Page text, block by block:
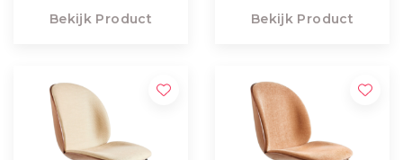
zwart-chroom
Bekijk Product
chrome
Bekijk Product